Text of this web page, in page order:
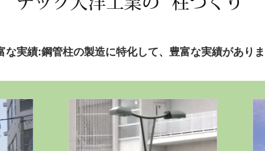
な実績:鋼管柱の製造に特化して、豊富な実績があり